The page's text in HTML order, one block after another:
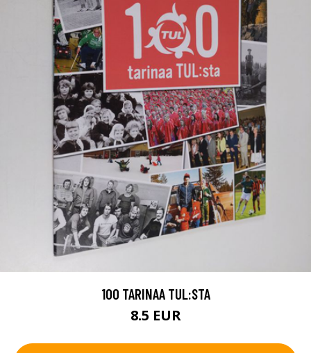
100 TARINAA TUL:STA
8.5 EUR